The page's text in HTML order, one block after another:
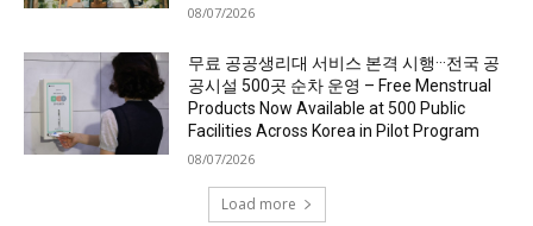
08/07/2026
무료 공공생리대 서비스 본격 시행···전국 공
공시설 500곳 순차 운영 – Free Menstrual
Products Now Available at 500 Public
Facilities Across Korea in Pilot Program
08/07/2026
Load more